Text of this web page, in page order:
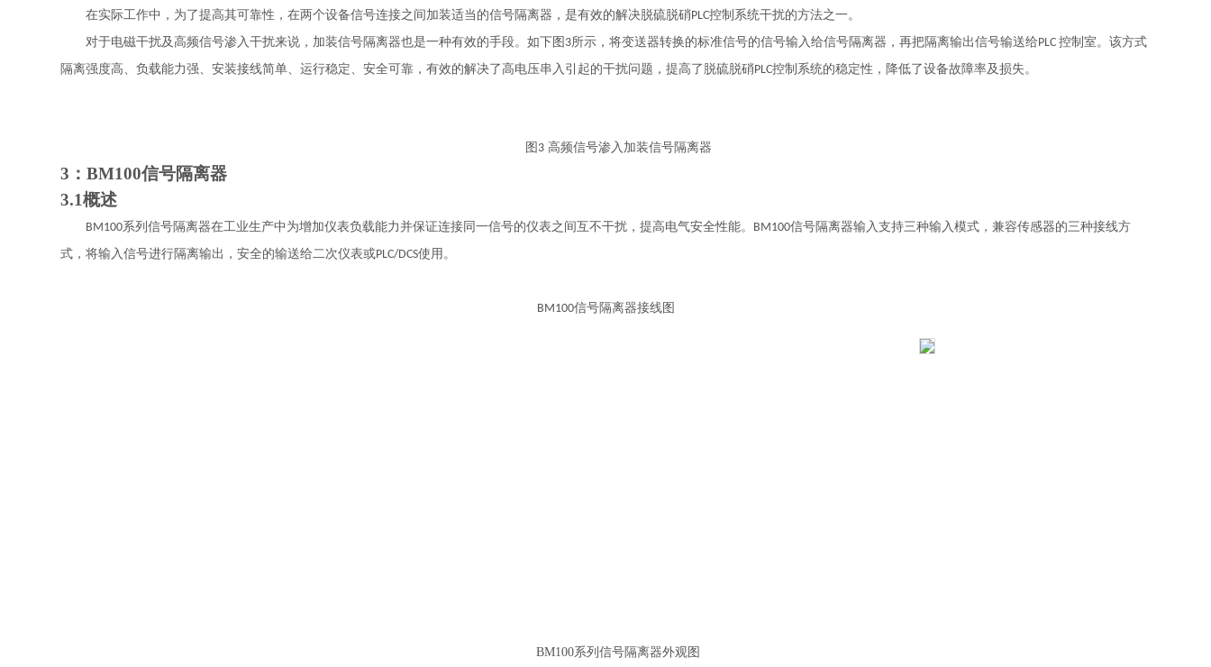
在实际工作中，为了提高其可靠性，在两个设备信号连接之间加装适当的信号隔离器，是有效的解决脱硫脱硝PLC控制系统干扰的方法之一。
对于电磁干扰及高频信号渗入干扰来说，加装信号隔离器也是一种有效的手段。如下图 3所示，将变送器转换的标准信号的信号输入给信号隔离器，再把隔离输出信号输送给PLC控制室。该方式
隔离强度高、负载能力强、安装接线简单、运行稳定、安全可靠，有效的解决了高电压串入引起的干扰问题，提高了脱硫脱硝PLC控制系统的稳定性，降低了设备故障率及损失。
图 3 高频信号渗入加装信号隔离器
3：BM100信号隔离器
3.1概述
BM100系列信号隔离器在工业生产中为增加仪表负载能力并保证连接同一信号的仪表之间互不干扰，提高电气安全性能。 BM100信号隔离器输入支持三种输入模式，兼容传感器的三种接线方
式，将输入信号进行隔离输出，安全的输送给二次仪表或PLC/DCS使用。
BM100信号隔离器接线图
BM100系列信号隔离器外观图